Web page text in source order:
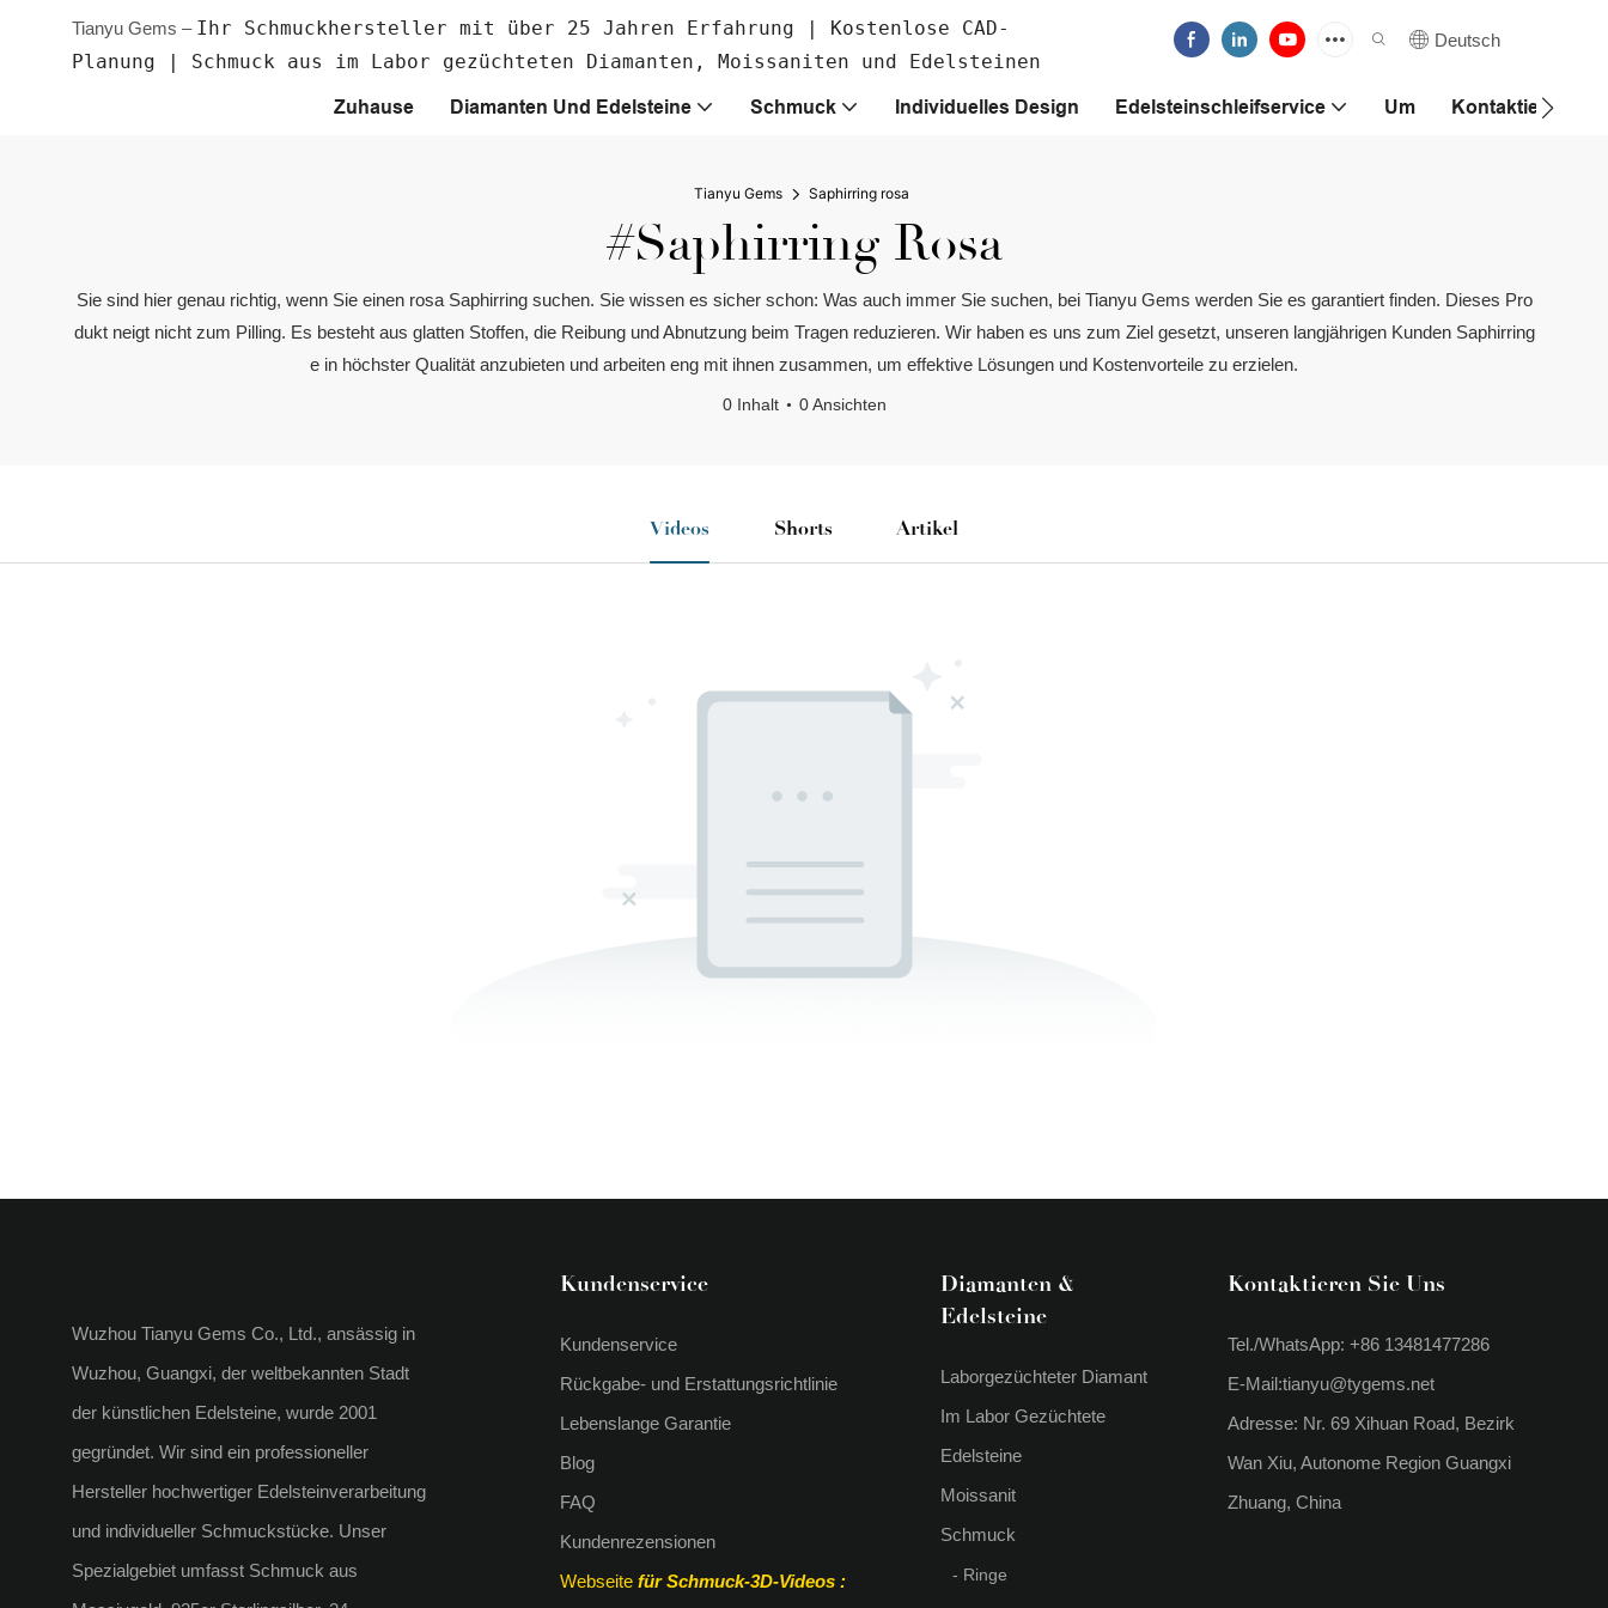
Tianyu Gems – Ihr Schmuckhersteller mit über 25 Jahren Erfahrung | Kostenlose CAD-
Planung | Schmuck aus im Labor gezüchteten Diamanten, Moissaniten und Edelsteinen
Deutsch
Zuhause Diamanten Und Edelsteine Schmuck Individuelles Design Edelsteinschleifservice Um Kontaktieren Sie
Tianyu Gems Saphirring rosa
#Saphirring Rosa
Sie sind hier genau richtig, wenn Sie einen rosa Saphirring suchen. Sie wissen es sicher schon: Was auch immer Sie suchen, bei Tianyu Gems werden Sie es garantiert finden. Dieses Pro
dukt neigt nicht zum Pilling. Es besteht aus glatten Stoffen, die Reibung und Abnutzung beim Tragen reduzieren. Wir haben es uns zum Ziel gesetzt, unseren langjährigen Kunden Saphirring
e in höchster Qualität anzubieten und arbeiten eng mit ihnen zusammen, um effektive Lösungen und Kostenvorteile zu erzielen.
0 Inhalt 0 Ansichten
Videos Shorts Artikel
Wuzhou Tianyu Gems Co., Ltd., ansässig in
Wuzhou, Guangxi, der weltbekannten Stadt
der künstlichen Edelsteine, wurde 2001
gegründet. Wir sind ein professioneller
Hersteller hochwertiger Edelsteinverarbeitung
und individueller Schmuckstücke. Unser
Spezialgebiet umfasst Schmuck aus
Kundenservice
Kundenservice
Rückgabe- und Erstattungsrichtlinie
Lebenslange Garantie
Blog
FAQ
Kundenrezensionen
Webseite für Schmuck-3D-Videos :
Diamanten &
Edelsteine
Laborgezüchteter Diamant
Im Labor Gezüchtete
Edelsteine
Moissanit
Schmuck
- Ringe
Kontaktieren Sie Uns
Tel./WhatsApp: +86 13481477286
E-Mail:tianyu@tygems.net
Adresse: Nr. 69 Xihuan Road, Bezirk
Wan Xiu, Autonome Region Guangxi
Zhuang, China